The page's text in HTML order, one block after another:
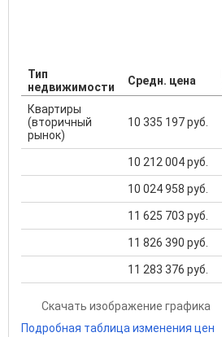
Тип
недвижимости
Средн. цена
Квартиры
(вторичный
рынок)
10 335 197 руб.
10 212 004 руб.
10 024 958 руб.
11 625 703 руб.
11 826 390 руб.
11 283 376 руб.
Скачать изображение графика
Подробная таблица изменения цен